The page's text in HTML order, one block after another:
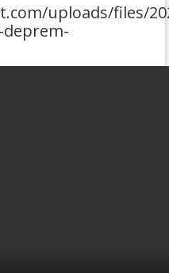
uploads/files/
deprem-